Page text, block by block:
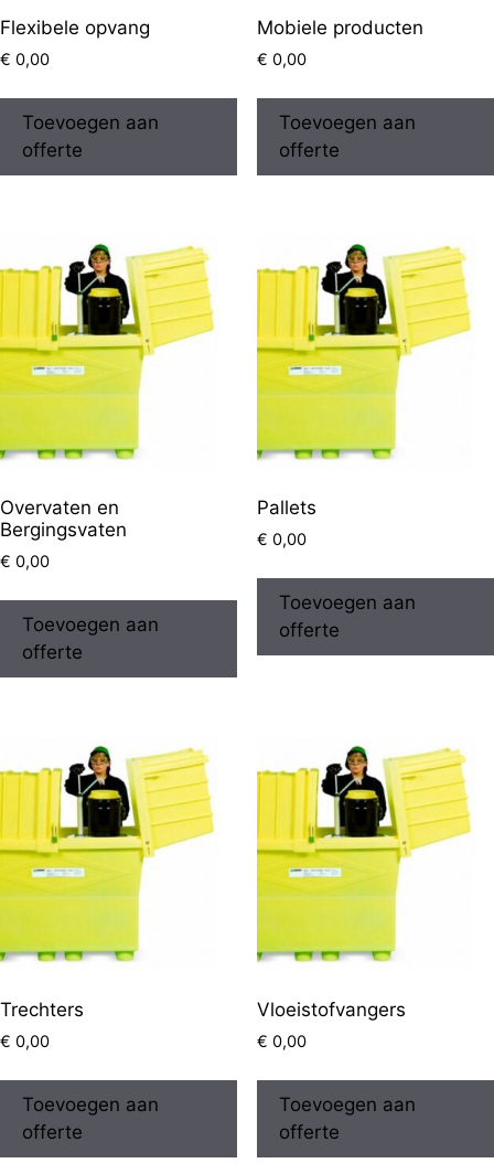
Flexibele opvang
€ 0,00
Toevoegen aan
offerte
Mobiele producten
€ 0,00
Toevoegen aan
offerte
Overvaten en
Bergingsvaten
€ 0,00
Toevoegen aan
offerte
Pallets
€ 0,00
Toevoegen aan
offerte
Trechters
€ 0,00
Toevoegen aan
offerte
Vloeistofvangers
€ 0,00
Toevoegen aan
offerte